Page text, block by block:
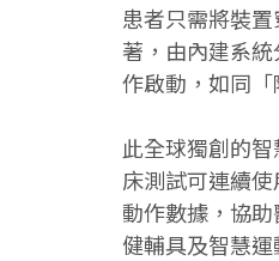
患者只需將裝
著，由內建系
作啟動，如同
此全球獨創的
床測試可連續
動作數據，協
健輔具及智慧